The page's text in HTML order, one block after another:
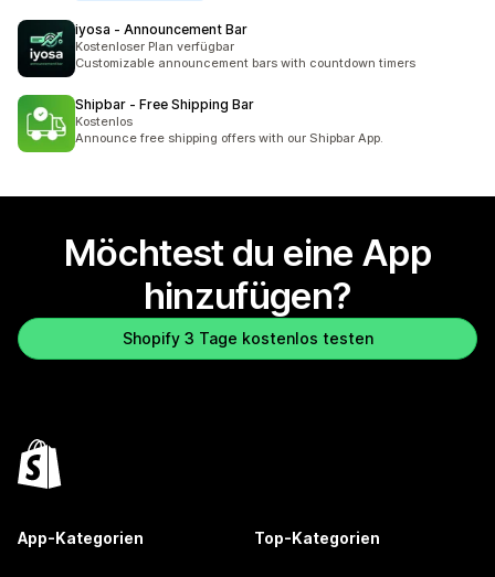
iyosa ‑ Announcement Bar
Kostenloser Plan verfügbar
Customizable announcement bars with countdown timers
Shipbar ‑ Free Shipping Bar
Kostenlos
Announce free shipping offers with our Shipbar App.
Möchtest du eine App
hinzufügen?
Shopify 3 Tage kostenlos testen
App-Kategorien Top-Kategorien